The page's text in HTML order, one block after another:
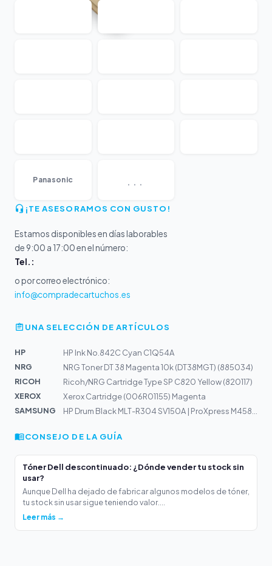
Panasonic ...
¡TE ASESORAMOS CON GUSTO!
Estamos disponibles en días laborables
de 9:00 a 17:00 en el número:
Tel.:
o por correo electrónico:
info@compradecartuchos.es
UNA SELECCIÓN DE ARTÍCULOS
HP
HP Ink No.842C Cyan C1Q54A
NRG
NRG Toner DT 38 Magenta 10k (DT38MGT) (885034)
RICOH
Ricoh/NRG Cartridge Type SP C820 Yellow (820117)
XEROX
Xerox Cartridge (006R01155) Magenta
SAMSUNG
CONSEJO DE LA GUÍA
Tóner Dell descontinuado: ¿Dónde vender tu stock sin
usar?
Aunque Dell ha dejado de fabricar algunos modelos de tóner,
tu stock sin usar sigue teniendo valor....
Leer más →